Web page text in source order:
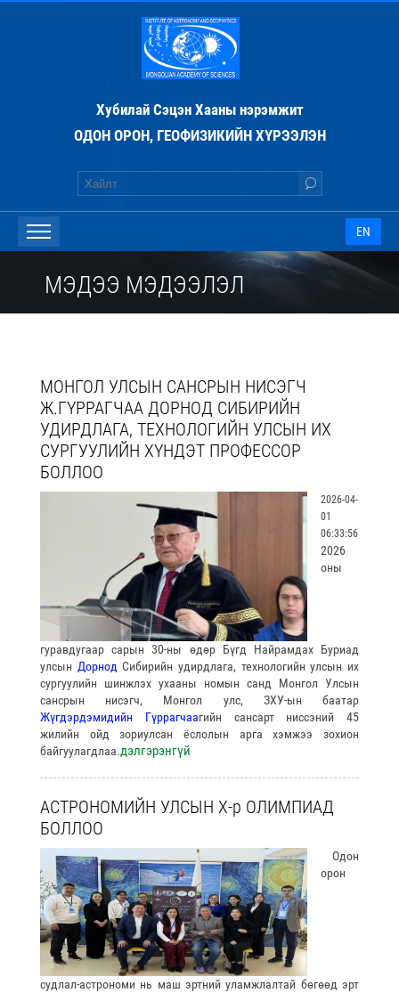
Хубилай Сэцэн Хааны нэрэмжит
ОДОН ОРОН, ГЕОФИЗИКИЙН ХҮРЭЭЛЭН
EN
МЭДЭЭ МЭДЭЭЛЭЛ
МОНГОЛ УЛСЫН САНСРЫН НИСЭГЧ
Ж.ГҮРРАГЧАА ДОРНОД СИБИРИЙН
УДИРДЛАГА, ТЕХНОЛОГИЙН УЛСЫН ИХ
СУРГУУЛИЙН ХҮНДЭТ ПРОФЕССОР
БОЛЛОО
2026-04-
01
06:33:56
2026
оны
гуравдугаар сарын 30-ны өдөр Бүгд Найрамдах Буриад
улсын Дорнод Сибирийн удирдлага, технологийн улсын их
сургуулийн шинжлэх ухааны номын санд Монгол Улсын
сансрын нисэгч, Монгол улс, ЗХУ-ын баатар
Жүгдэрдэмидийн Гүррагчаагийн сансарт ниссэний 45
жилийн ойд зориулсан ёслолын арга хэмжээ зохион
байгуулагдлаа.дэлгэрэнгүй
АСТРОНОМИЙН УЛСЫН Х-р ОЛИМПИАД
БОЛЛОО
Одон
орон
судлал-астрономи нь маш эртний уламжлалтай бөгөөд эрт